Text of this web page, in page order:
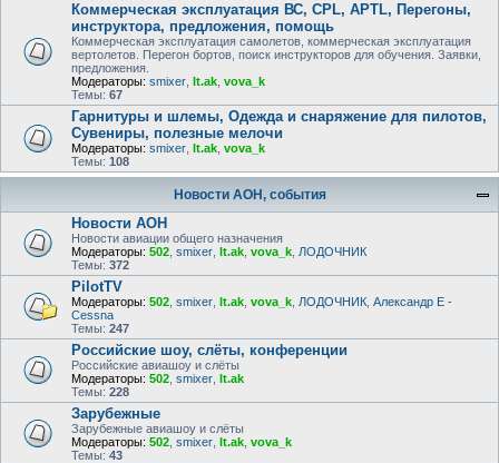
Коммерческая эксплуатация ВС, CPL, APTL, Перегоны,
инструктора, предложения, помощь
Коммерческая эксплуатация самолетов, коммерческая эксплуатация
вертолетов. Перегон бортов, поиск инструкторов для обучения. Заявки,
предложения.
Модераторы: smixer lt.ak vova_k
Темы: 67
Гарнитуры и шлемы, Одежда и снаряжение для пилотов,
Сувениры, полезные мелочи
Модераторы: smixer lt.ak vova_k
Темы: 108
Новости АОН, события
Новости АОН
Новости авиации общего назначения
Модераторы: 502 smixer lt.ak vova_k ЛОДОЧНИК
Темы: 372
PilotTV
Модераторы: 502 smixer lt.ak vova_k ЛОДОЧНИК Александр E -
Cessna
Темы: 247
Российские шоу, слёты, конференции
Российские авиашоу и слёты
Модераторы: 502 smixer lt.ak
Темы: 228
Зарубежные
Зарубежные авиашоу и слёты
Модераторы: 502 smixer lt.ak vova_k
Темы: 43